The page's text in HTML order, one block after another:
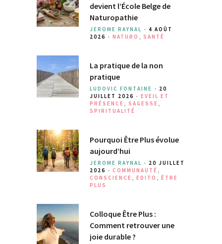
devient l’École Belge de
Naturopathie
JEROME RAYNAL - 4 AOÛT
2026 - NATURO , SANTÉ
La pratique de la non
pratique
LUDOVIC FONTAINE - 20
JUILLET 2026 - EVEIL ET
PRÉSENCE , SAGESSE ,
SPIRITUALITÉ
Pourquoi Être Plus évolue
aujourd’hui
JEROME RAYNAL - 20 JUILLET
2026 - COMMUNAUTÉ ,
CONSCIENCE , EDITO , ÊTRE
PLUS
Colloque Être Plus :
Comment retrouver une
joie durable ?